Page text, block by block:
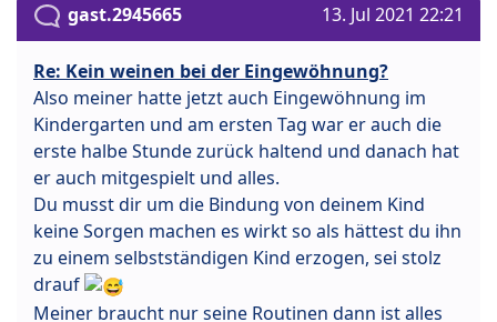
gast.2945665 13. Jul 2021 22:21
Re: Kein weinen bei der Eingewöhnung?
Also meiner hatte jetzt auch Eingewöhnung im
Kindergarten und am ersten Tag war er auch die
erste halbe Stunde zurück haltend und danach hat
er auch mitgespielt und alles.
Du musst dir um die Bindung von deinem Kind
keine Sorgen machen es wirkt so als hättest du ihn
zu einem selbstständigen Kind erzogen, sei stolz
drauf
Meiner braucht nur seine Routinen dann ist alles